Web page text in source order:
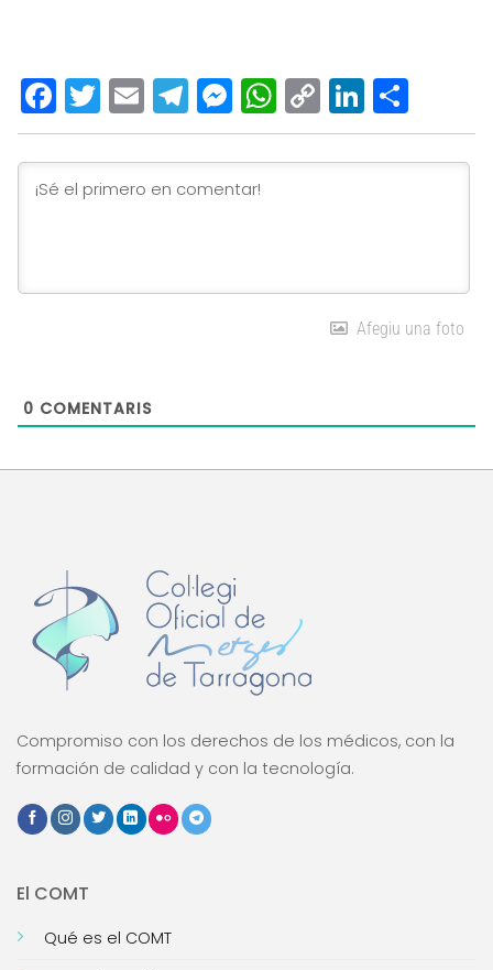
Facebook
Twitter
EmailTelegram
Messenger
WhatsApp
Copy
Link
Afegiu una foto
0 COMENTARIS
Compromiso con los derechos de los médicos, con la
formación de calidad y con la tecnología.
El COMT
Qué es el COMT